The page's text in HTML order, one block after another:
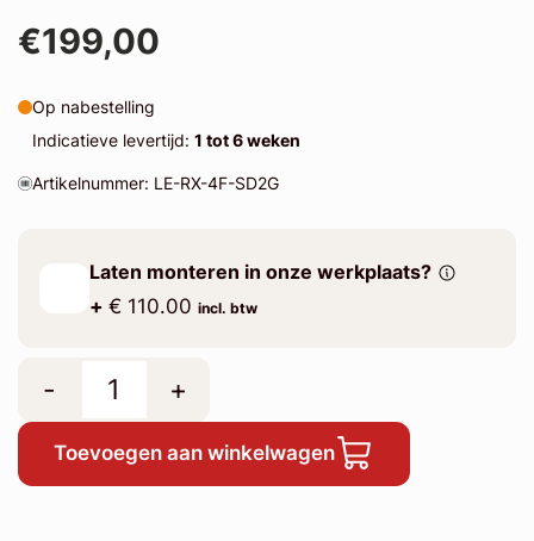
€199,00
Op nabestelling
Indicatieve levertijd: 1 tot 6 weken
Artikelnummer: LE-RX-4F-SD2G
Laten monteren in onze werkplaats?
+ € 110.00 incl. btw
- +
Toevoegen aan winkelwagen